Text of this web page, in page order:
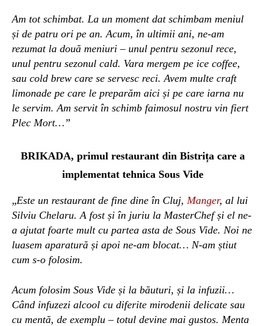
Am tot schimbat. La un moment dat schimbam meniul
și de patru ori pe an. Acum, în ultimii ani, ne-am
rezumat la două meniuri – unul pentru sezonul rece,
unul pentru sezonul cald. Vara mergem pe ice coffee,
sau cold brew care se servesc reci. Avem multe craft
limonade pe care le preparăm aici și pe care iarna nu
le servim. Am servit în schimb faimosul nostru vin fiert
Plec Mort…”
BRIKADA, primul restaurant din Bistrița care a
implementat tehnica Sous Vide
„Este un restaurant de fine dine în Cluj, Manger, al lui
Silviu Chelaru. A fost și în juriu la MasterChef și el ne-
a ajutat foarte mult cu partea asta de Sous Vide. Noi ne
luasem aparatură și apoi ne-am blocat… N-am știut
cum s-o folosim.
Acum folosim Sous Vide și la băuturi, și la infuzii…
Când infuzezi alcool cu diferite mirodenii delicate sau
cu mentă, de exemplu– totul devine mai gustos. Menta